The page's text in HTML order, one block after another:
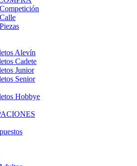
Alevín
Cadete
Junior
Senior
Hobbye